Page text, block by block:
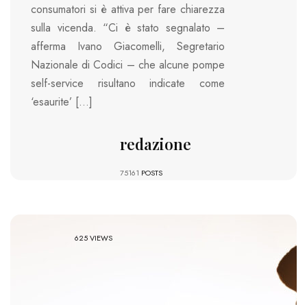
consumatori si è attiva per fare chiarezza
sulla vicenda. “Ci è stato segnalato –
afferma Ivano Giacomelli, Segretario
Nazionale di Codici – che alcune pompe
self-service risultano indicate come
‘esaurite’ […]
redazione
75161 POSTS
625 VIEWS